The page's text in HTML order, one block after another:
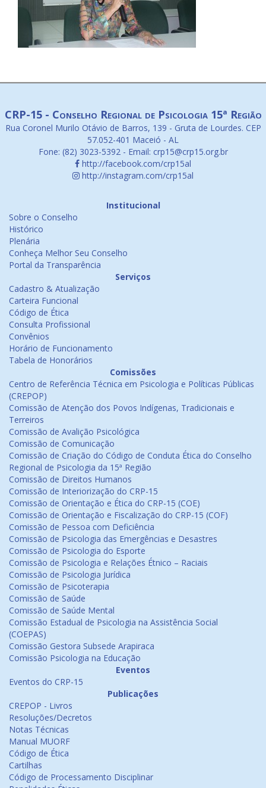
CRP-15 - Conselho Regional de Psicologia 15ª Região
Rua Coronel Murilo Otávio de Barros, 139 - Gruta de Lourdes. CEP
57.052-401 Maceió - AL
Fone: (82) 3023-5392 - Email: crp15@crp15.org.br
http://facebook.com/crp15al
http://instagram.com/crp15al
Institucional
Sobre o Conselho
Histórico
Plenária
Conheça Melhor Seu Conselho
Portal da Transparência
Serviços
Cadastro & Atualização
Carteira Funcional
Código de Ética
Consulta Profissional
Convênios
Horário de Funcionamento
Tabela de Honorários
Comissões
Centro de Referência Técnica em Psicologia e Políticas Públicas
(CREPOP)
Comissão de Atenção dos Povos Indígenas, Tradicionais e
Terreiros
Comissão de Avalição Psicológica
Comissão de Comunicação
Comissão de Criação do Código de Conduta Ética do Conselho
Regional de Psicologia da 15ª Região
Comissão de Direitos Humanos
Comissão de Interiorização do CRP-15
Comissão de Orientação e Ética do CRP-15 (COE)
Comissão de Orientação e Fiscalização do CRP-15 (COF)
Comissão de Pessoa com Deficiência
Comissão de Psicologia das Emergências e Desastres
Comissão de Psicologia do Esporte
Comissão de Psicologia e Relações Étnico – Raciais
Comissão de Psicologia Jurídica
Comissão de Psicoterapia
Comissão de Saúde
Comissão de Saúde Mental
Comissão Estadual de Psicologia na Assistência Social
(COEPAS)
Comissão Gestora Subsede Arapiraca
Comissão Psicologia na Educação
Eventos
Eventos do CRP-15
Publicações
CREPOP - Livros
Resoluções/Decretos
Notas Técnicas
Manual MUORF
Código de Ética
Cartilhas
Código de Processamento Disciplinar